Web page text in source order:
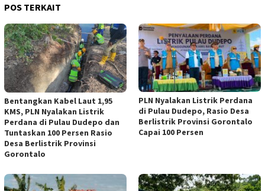
POS TERKAIT
Bentangkan Kabel Laut 1,95
KMS, PLN Nyalakan Listrik
Perdana di Pulau Dudepo dan
Tuntaskan 100 Persen Rasio
Desa Berlistrik Provinsi
Gorontalo
PLN Nyalakan Listrik Perdana
di Pulau Dudepo, Rasio Desa
Berlistrik Provinsi Gorontalo
Capai 100 Persen